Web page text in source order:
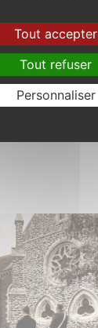
2025
Tout accepter
Tout refuser
Personnaliser